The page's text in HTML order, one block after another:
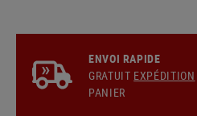
ENVOI RAPIDE
GRATUIT EXPÉDITION
PANIER